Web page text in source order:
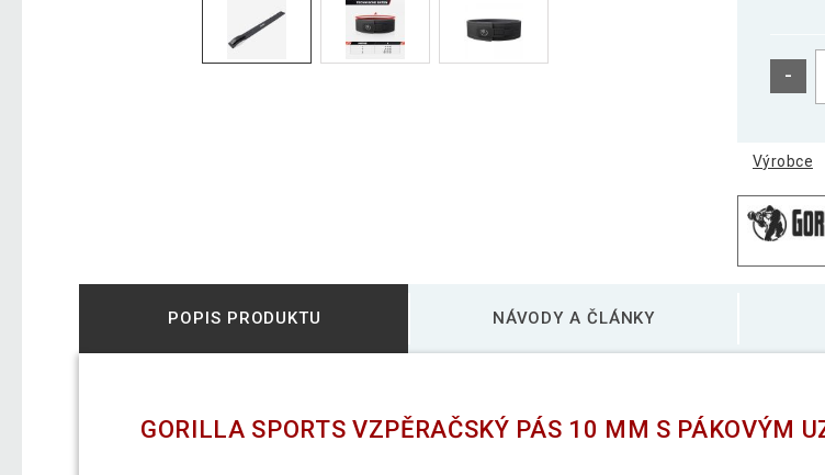
-
Výrobce
POPIS PRODUKTU NÁVODY A ČLÁNKY
GORILLA SPORTS VZPĚRAČSKÝ PÁS 10 MM S PÁKOVÝM